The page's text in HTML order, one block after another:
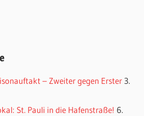
– Zweiter gegen Erster 3.
St. Pauli in die Hafenstraße! 6.